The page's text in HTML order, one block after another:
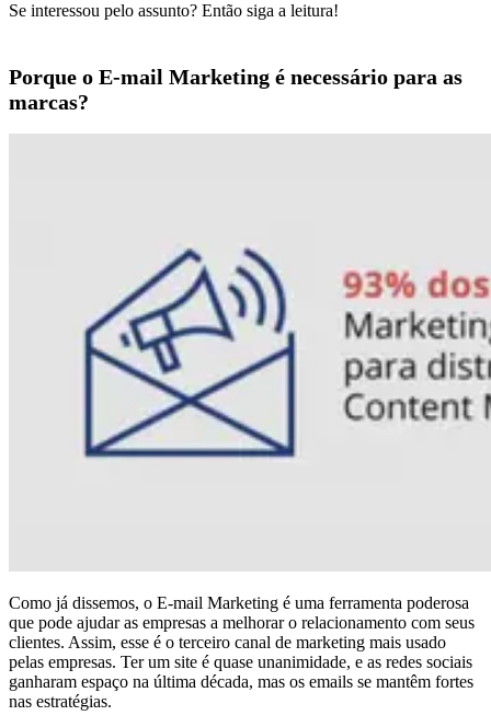
Se interessou pelo assunto? Então siga a leitura!
Porque o E-mail Marketing é necessário para as
marcas?
Como já dissemos, o E-mail Marketing é uma ferramenta poderosa
que pode ajudar as empresas a melhorar o relacionamento com seus
clientes. Assim, esse é o terceiro canal de marketing mais usado
pelas empresas. Ter um site é quase unanimidade, e as redes sociais
ganharam espaço na última década, mas os emails se mantêm fortes
nas estratégias.